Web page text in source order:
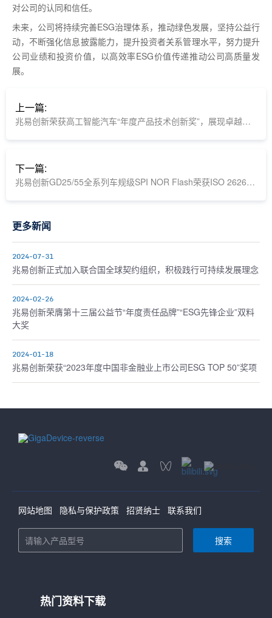
对公司的认同和信任。
未来，公司将持续完善ESG治理体系，推动绿色发展，坚持公益行
动，不断强化信息披露能力，提升投资者关系管理水平，努力提升
公司业绩和投资价值，以高效率ESG价值传递推动公司高质量发
展。
上一篇:
兆易创新荣获高工智能汽车“年度产品技术创新奖”，展现卓越实力
下一篇:
兆易创新GD25/55全系列车规级SPI NOR Flash荣获ISO 26262 ASIL D功能安全认证证书
更多新闻
2024-07-31
兆易创新正式加入联合国全球契约组织，积极践行可持续发展理念
2024-02-26
兆易创新荣膺第十三届公益节“年度责任品牌”“ESG先锋企业”双料
大奖
2024-01-18
兆易创新荣获“2023年度中国非金融业上市公司ESG TOP 50”奖项
网站地图 隐私与保护政策 招贤纳士 联系我们
搜索
热门资料下载